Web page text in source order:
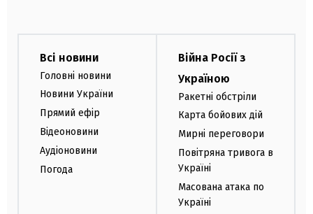
Всі новини
Головні новини
Новини України
Прямий ефір
Відеоновини
Аудіоновини
Погода
Війна Росії з
Україною
Ракетні обстріли
Карта бойових дій
Мирні переговори
Повітряна тривога в
Україні
Масована атака по
Україні